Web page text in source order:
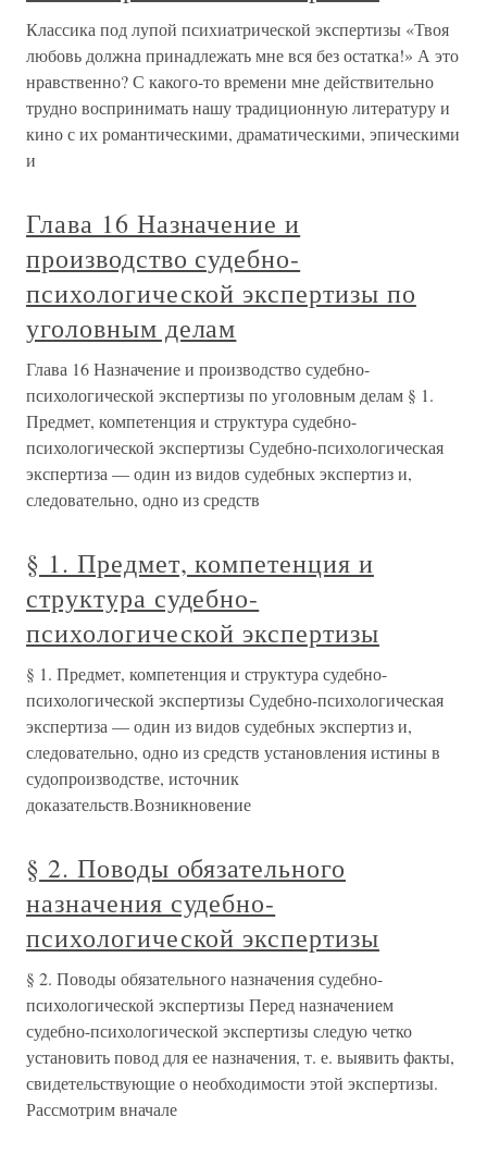
Классика под лупой психиатрической экспертизы «Твоя
любовь должна принадлежать мне вся без остатка!» А это
нравственно? С какого-то времени мне действительно
трудно воспринимать нашу традиционную литературу и
кино с их романтическими, драматическими, эпическими
и
Глава 16 Назначение и
производство судебно-
психологической экспертизы по
уголовным делам
Глава 16 Назначение и производство судебно-
психологической экспертизы по уголовным делам § 1.
Предмет, компетенция и структура судебно-
психологической экспертизы Судебно-психологическая
экспертиза — один из видов судебных экспертиз и,
следовательно, одно из средств
§ 1. Предмет, компетенция и
структура судебно-
психологической экспертизы
§ 1. Предмет, компетенция и структура судебно-
психологической экспертизы Судебно-психологическая
экспертиза — один из видов судебных экспертиз и,
следовательно, одно из средств установления истины в
судопроизводстве, источник
доказательств.Возникновение
§ 2. Поводы обязательного
назначения судебно-
психологической экспертизы
§ 2. Поводы обязательного назначения судебно-
психологической экспертизы Перед назначением
судебно-психологической экспертизы следую четко
установить повод для ее назначения, т. е. выявить факты,
свидетельствующие о необходимости этой экспертизы.
Рассмотрим вначале